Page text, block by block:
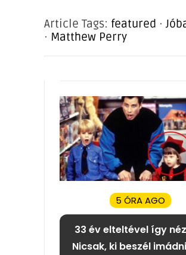
Article Tags: featured ·
· Matthew Perry
5 ÓRA AGO
33 év elteltével így
Nicsak, ki beszél